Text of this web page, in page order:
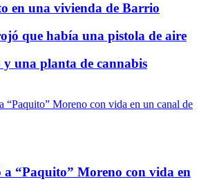
en una vivienda de Barrio
que había una pistola de aire
una planta de cannabis
a “Paquito” Moreno con vida en